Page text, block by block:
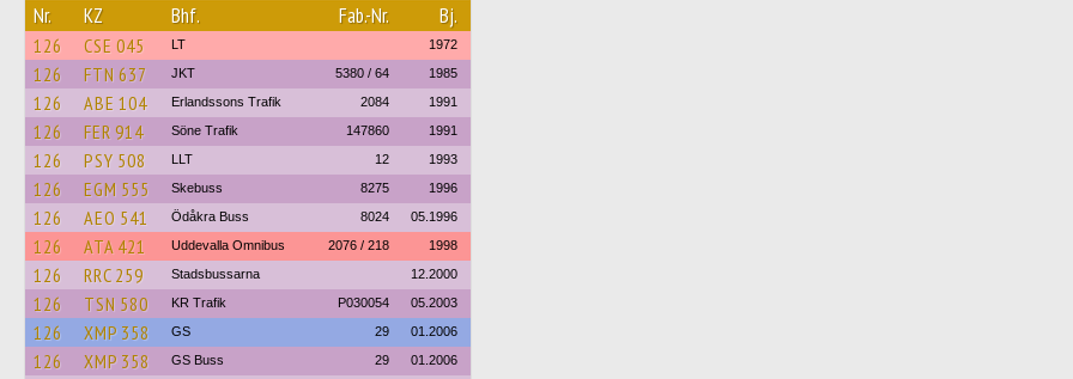
Nr. KZ Bhf. Fab.-Nr. Bj.
126 CSE 045 LT 1972
126 FTN 637 JKT 5380 / 64 1985
126 ABE 104 Erlandssons Trafik 2084 1991
126 FER 914 Söne Trafik 147860 1991
126 PSY 508 LLT 12 1993
126 EGM 555 Skebuss 8275 1996
126 AEO 541 Ödåkra Buss 8024 05.1996
126 ATA 421 Uddevalla Omnibus 2076 / 218 1998
126 RRC 259 Stadsbussarna 12.2000
126 TSN 580 KR Trafik P030054 05.2003
126 XMP 358 GS 29 01.2006
126 XMP 358 GS Buss 29 01.2006